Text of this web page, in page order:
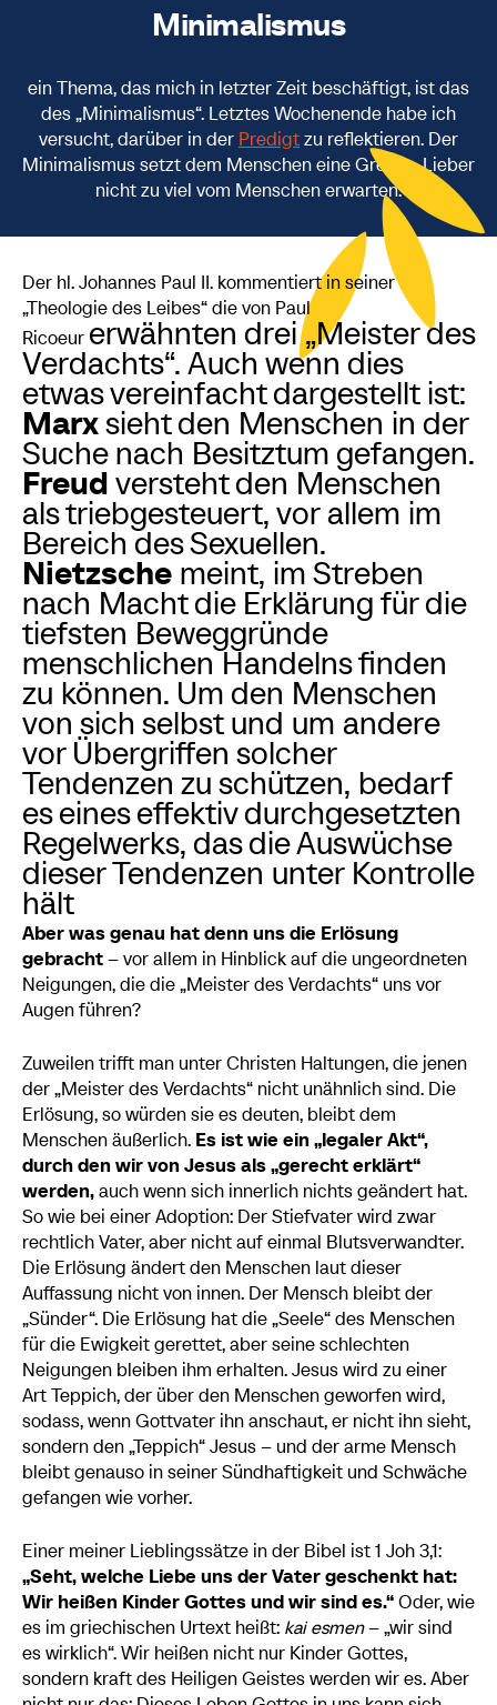
Minimalismus
ein Thema, das mich in letzter Zeit beschäftigt, ist das
des „Minimalismus“. Letztes Wochenende habe ich
versucht, darüber in der Predigtzu reflektieren. Der
Minimalismus setzt dem Menschen eine Grenze. Lieber
nicht zu viel vom Menschen erwarten.
Der hl. Johannes Paul II. kommentiert in seiner
„Theologie des Leibes“ die von Paul
Ricoeurerwähnten drei „Meister des
Verdachts“. Auch wenn dies
etwas vereinfacht dargestellt ist:
Marxsieht den Menschen in der
Suche nach Besitztum gefangen.
Freudversteht den Menschen
als triebgesteuert, vor allem im
Bereich des Sexuellen.
Nietzsche meint, im Streben
nach Macht die Erklärung für die
tiefsten Beweggründe
menschlichen Handelns finden
zu können. Um den Menschen
von sich selbst und um andere
vor Übergriffen solcher
Tendenzen zu schützen, bedarf
es eines effektiv durchgesetzten
Regelwerks, das die Auswüchse
dieser Tendenzen unter Kontrolle
hält
Aber was genau hat denn uns die Erlösung
gebracht– vor allem in Hinblick auf die ungeordneten
Neigungen, die die „Meister des Verdachts“ uns vor
Augen führen?
Zuweilen trifft man unter Christen Haltungen, die jenen
der „Meister des Verdachts“ nicht unähnlich sind. Die
Erlösung, so würden sie es deuten, bleibt dem
Menschen äußerlich. Es ist wie ein „legaler Akt“,
durch den wir von Jesus als „gerecht erklärt“
werden,auch wenn sich innerlich nichts geändert hat.
So wie bei einer Adoption: Der Stiefvater wird zwar
rechtlich Vater, aber nicht auf einmal Blutsverwandter.
Die Erlösung ändert den Menschen laut dieser
Auffassung nicht von innen. Der Mensch bleibt der
„Sünder“. Die Erlösung hat die „Seele“ des Menschen
für die Ewigkeit gerettet, aber seine schlechten
Neigungen bleiben ihm erhalten. Jesus wird zu einer
Art Teppich, der über den Menschen geworfen wird,
sodass, wenn Gottvater ihn anschaut, er nicht ihn sieht,
sondern den „Teppich“ Jesus – und der arme Mensch
bleibt genauso in seiner Sündhaftigkeit und Schwäche
gefangen wie vorher.
Einer meiner Lieblingssätze in der Bibel ist 1 Joh 3,1:
„Seht, welche Liebe uns der Vater geschenkt hat:
Wir heißen Kinder Gottes und wir sind es.“Oder, wie
es im griechischen Urtext heißt: kai esmen– „wir sind
es wirklich“. Wir heißen nicht nur Kinder Gottes,
sondern kraft des Heiligen Geistes werden wir es. Aber